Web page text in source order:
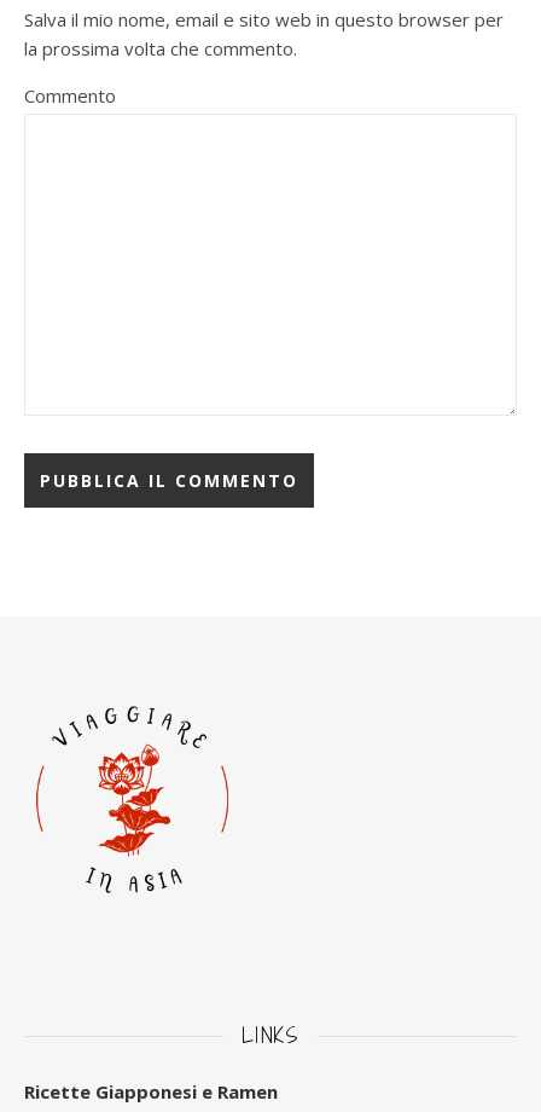
Salva il mio nome, email e sito web in questo browser per
la prossima volta che commento.
Commento
LINKS
Ricette Giapponesi e Ramen